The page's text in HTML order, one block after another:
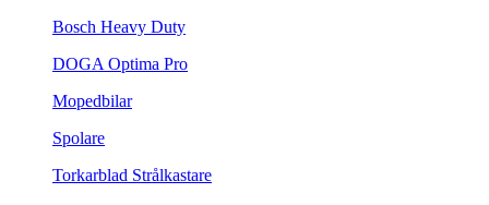
Bosch Heavy Duty
DOGA Optima Pro
Mopedbilar
Spolare
Torkarblad Strålkastare